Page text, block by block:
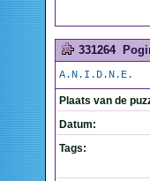
331264
A.N.I.D.N.E.
Plaats van de
Datum:
Tags: